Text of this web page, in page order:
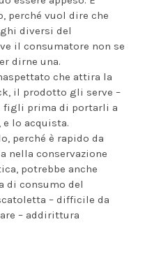
perché vuol dire che
diversi del
il consumatore non se
dirne una.
che attira la
il prodotto gli serve –
figli prima di portarli a
e lo acquista.
perché è rapido da
nella conservazione
potrebbe anche
di consumo del
– difficile da
– addirittura